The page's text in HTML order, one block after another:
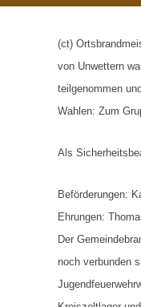
(ct)
von Unwettern
teilgenommen
Wahlen: Zum
Als
Beförderungen:
Ehrungen:
Der
noch verbunden